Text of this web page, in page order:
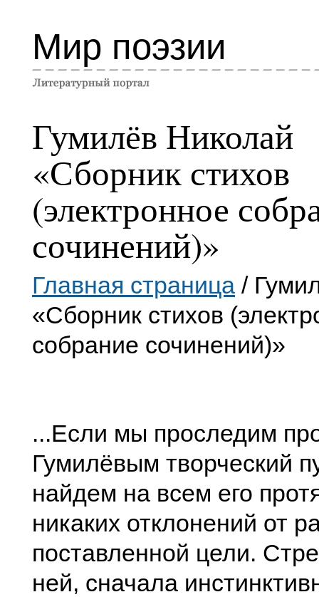
Мир поэзии
Гумилёв Николай
«Сборник стихов
(электронное
сочинений)»
Главная страница /
«Сборник стихов
собрание сочинений)»
...Если мы проследим
Гумилёвым творческий
найдем на всем его
никаких отклонений от
поставленной цели.
ней, сначала